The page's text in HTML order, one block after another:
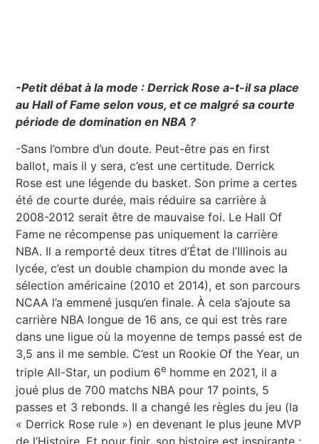
-Petit débat à la mode : Derrick Rose a-t-il sa place
au Hall of Fame selon vous, et ce malgré sa courte
période de domination en NBA ?
-Sans l’ombre d’un doute. Peut-être pas en first
ballot, mais il y sera, c’est une certitude. Derrick
Rose est une légende du basket. Son prime a certes
été de courte durée, mais réduire sa carrière à
2008-2012 serait être de mauvaise foi. Le Hall Of
Fame ne récompense pas uniquement la carrière
NBA. Il a remporté deux titres d’État de l’Illinois au
lycée, c’est un double champion du monde avec la
sélection américaine (2010 et 2014), et son parcours
NCAA l’a emmené jusqu’en finale. À cela s’ajoute sa
carrière NBA longue de 16 ans, ce qui est très rare
dans une ligue où la moyenne de temps passé est de
3,5 ans il me semble. C’est un Rookie Of the Year, un
triple All-Star, un podium 6e homme en 2021, il a
joué plus de 700 matchs NBA pour 17 points, 5
passes et 3 rebonds. Il a changé les règles du jeu (la
« Derrick Rose rule ») en devenant le plus jeune MVP
de l’Histoire. Et pour finir, son histoire est inspirante :